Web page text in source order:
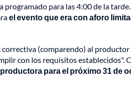
para las 4:00 de la
el evento que era con aforo
correctiva (comparendo) al
con los requisitos establecidos".
para el próximo 31 de